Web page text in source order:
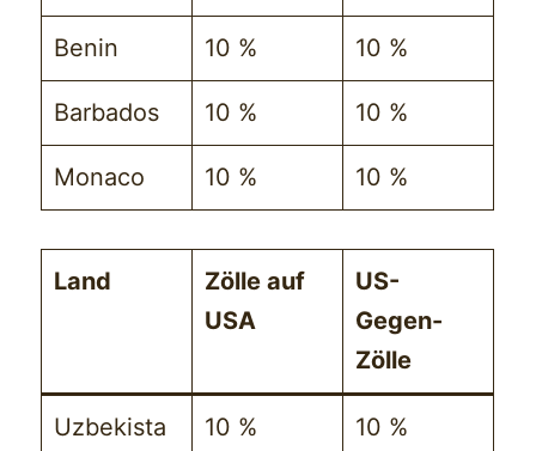
Benin 10 % 10 %
Barbados 10 % 10 %
Monaco 10 % 10 %
Land
Zölle auf
USA
US-
Gegen-
Zölle
Uzbekista
10 % 10 %